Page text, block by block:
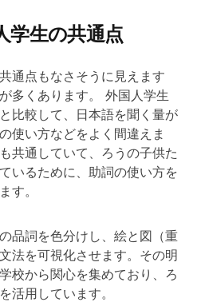
学生の共通点
通点もなさそうに見えます
多くあります。 外国人学生
比較して、日本語を聞く量が
使い方などをよく間違えま
共通していて、ろうの子供た
いるために、助詞の使い方を
す。
品詞を色分けし、絵と図（重
法を可視化させます。その明
校から関心を集めており、ろ
活用しています。